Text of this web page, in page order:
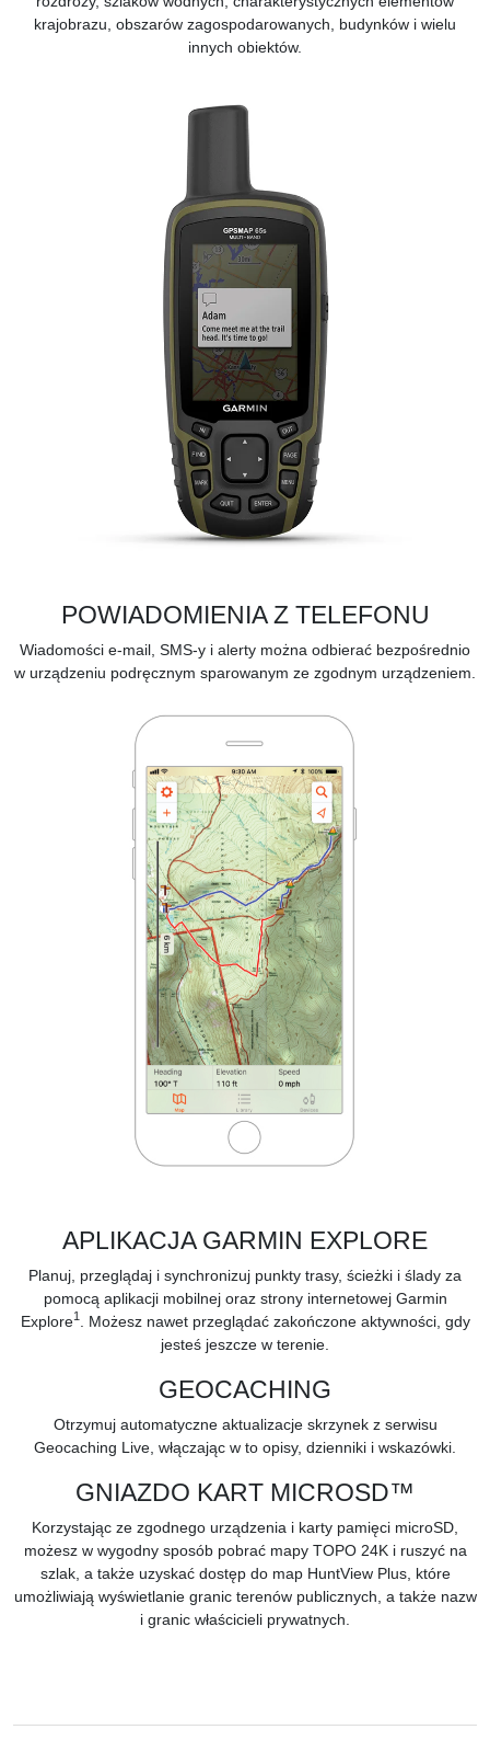
krajobrazu, obszarów zagospodarowanych, budynków i wielu
innych obiektów.
POWIADOMIENIA Z TELEFONU
Wiadomości e-mail, SMS-y i alerty można odbierać bezpośrednio
w urządzeniu podręcznym sparowanym ze zgodnym urządzeniem.
APLIKACJA GARMIN EXPLORE
Planuj, przeglądaj i synchronizuj punkty trasy, ścieżki i ślady za
pomocą aplikacji mobilnej oraz strony internetowej Garmin
Explore1 . Możesz nawet przeglądać zakończone aktywności, gdy
jesteś jeszcze w terenie.
GEOCACHING
Otrzymuj automatyczne aktualizacje skrzynek z serwisu
Geocaching Live, włączając w to opisy, dzienniki i wskazówki.
GNIAZDO KART MICROSD™
Korzystając ze zgodnego urządzenia i karty pamięci microSD,
możesz w wygodny sposób pobrać mapy TOPO 24K i ruszyć na
szlak, a także uzyskać dostęp do map HuntView Plus, które
umożliwiają wyświetlanie granic terenów publicznych, a także nazw
i granic właścicieli prywatnych.